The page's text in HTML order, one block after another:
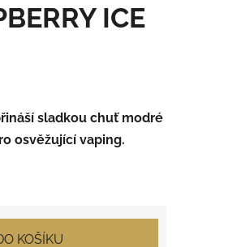
ICE
sladkou chuť modré
osvěžující vaping.
KOŠÍKU